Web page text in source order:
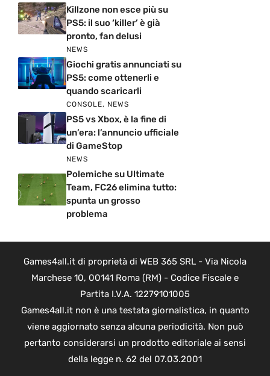
Killzone non esce più su
PS5: il suo ‘killer’ è già
pronto, fan delusi
NEWS
Giochi gratis annunciati su
PS5: come ottenerli e
quando scaricarli
CONSOLE, NEWS
PS5 vs Xbox, è la fine di
un’era: l’annuncio ufficiale
di GameStop
NEWS
Polemiche su Ultimate
Team, FC26 elimina tutto:
spunta un grosso
problema
Games4all.it di proprietà di WEB 365 SRL - Via Nicola
Marchese 10, 00141 Roma (RM) - Codice Fiscale e
Partita I.V.A. 12279101005
Games4all.it non è una testata giornalistica, in quanto
viene aggiornato senza alcuna periodicità. Non può
pertanto considerarsi un prodotto editoriale ai sensi
della legge n. 62 del 07.03.2001